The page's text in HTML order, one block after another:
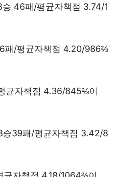
46패/평균자책점 3.74/1
패/평균자책점 4.20/986⅔
균자책점 4.36/845⅔이
승39패/평균자책점 3.42/8